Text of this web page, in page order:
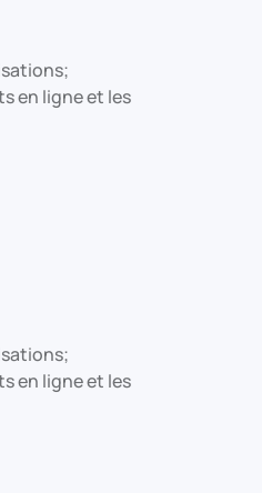
en ligne et les
en ligne et les